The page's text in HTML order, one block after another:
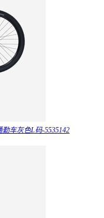
车灰色L码-5535142